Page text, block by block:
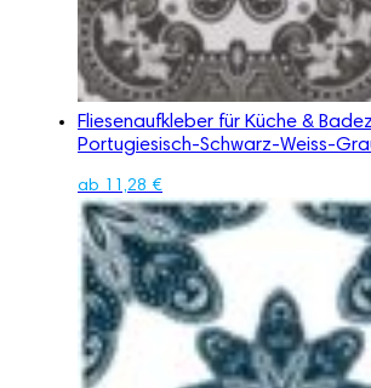
Fliesenaufkleber für Küche &
Portugiesisch-Schwarz-Weiss-
ab 11,28 €